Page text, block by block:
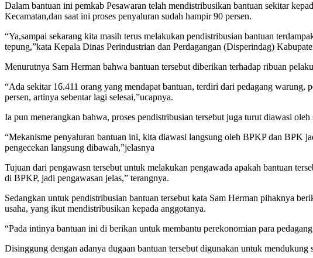
Dalam bantuan ini pemkab Pesawaran telah mendistribusikan bantuan sekitar
Kecamatan,dan saat ini proses penyaluran sudah hampir 90 persen.
“Ya,sampai sekarang kita masih terus melakukan pendistribusian bantuan
tepung,”kata Kepala Dinas Perindustrian dan Perdagangan (Disperindag)
Menurutnya Sam Herman bahwa bantuan tersebut diberikan terhadap ribuan
“Ada sekitar 16.411 orang yang mendapat bantuan, terdiri dari pedagang
persen, artinya sebentar lagi selesai,”ucapnya.
Ia pun menerangkan bahwa, proses pendistribusian tersebut juga turut diawasi
“Mekanisme penyaluran bantuan ini, kita diawasi langsung oleh BPKP dan BPK
pengecekan langsung dibawah,”jelasnya
Tujuan dari pengawasn tersebut untuk melakukan pengawada apakah bantuan
di BPKP, jadi pengawasan jelas,” terangnya.
Sedangkan untuk pendistribusian bantuan tersebut kata Sam Herman pihaknya
usaha, yang ikut mendistribusikan kepada anggotanya.
“Pada intinya bantuan ini di berikan untuk membantu perekonomian para
Disinggung dengan adanya dugaan bantuan tersebut digunakan untuk